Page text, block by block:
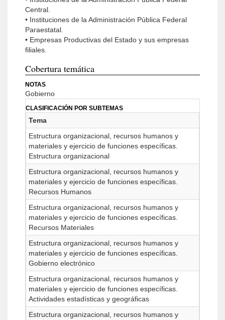
Central.
• Instituciones de la Administración Pública Federal
Paraestatal.
• Empresas Productivas del Estado y sus empresas
filiales.
Cobertura temática
NOTAS
Gobierno
CLASIFICACIÓN POR SUBTEMAS
Tema
Estructura organizacional, recursos humanos y
materiales y ejercicio de funciones específicas.
Estructura organizacional
Estructura organizacional, recursos humanos y
materiales y ejercicio de funciones específicas.
Recursos Humanos
Estructura organizacional, recursos humanos y
materiales y ejercicio de funciones específicas.
Recursos Materiales
Estructura organizacional, recursos humanos y
materiales y ejercicio de funciones específicas.
Gobierno electrónico
Estructura organizacional, recursos humanos y
materiales y ejercicio de funciones específicas.
Actividades estadísticas y geográficas
Estructura organizacional, recursos humanos y